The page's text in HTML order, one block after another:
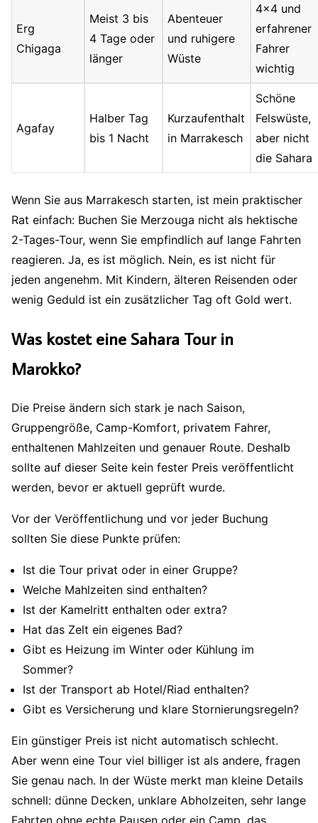
Erg
Chigaga
Meist 3 bis
4 Tage oder
länger
Abenteuer
und ruhigere
Wüste
4×4 und
erfahrener
Fahrer
wichtig
Agafay
Halber Tag
bis 1 Nacht
Kurzaufenthalt
in Marrakesch
Schöne
Felswüste,
aber nicht
die Sahara
Wenn Sie aus Marrakesch starten, ist mein praktischer
Rat einfach: Buchen Sie Merzouga nicht als hektische
2-Tages-Tour, wenn Sie empfindlich auf lange Fahrten
reagieren. Ja, es ist möglich. Nein, es ist nicht für
jeden angenehm. Mit Kindern, älteren Reisenden oder
wenig Geduld ist ein zusätzlicher Tag oft Gold wert.
Was kostet eine Sahara Tour in
Marokko?
Die Preise ändern sich stark je nach Saison,
Gruppengröße, Camp-Komfort, privatem Fahrer,
enthaltenen Mahlzeiten und genauer Route. Deshalb
sollte auf dieser Seite kein fester Preis veröffentlicht
werden, bevor er aktuell geprüft wurde.
Vor der Veröffentlichung und vor jeder Buchung
sollten Sie diese Punkte prüfen:
Ist die Tour privat oder in einer Gruppe?
Welche Mahlzeiten sind enthalten?
Ist der Kamelritt enthalten oder extra?
Hat das Zelt ein eigenes Bad?
Gibt es Heizung im Winter oder Kühlung im
Sommer?
Ist der Transport ab Hotel/Riad enthalten?
Gibt es Versicherung und klare Stornierungsregeln?
Ein günstiger Preis ist nicht automatisch schlecht.
Aber wenn eine Tour viel billiger ist als andere, fragen
Sie genau nach. In der Wüste merkt man kleine Details
schnell: dünne Decken, unklare Abholzeiten, sehr lange
Fahrten ohne echte Pausen oder ein Camp, das